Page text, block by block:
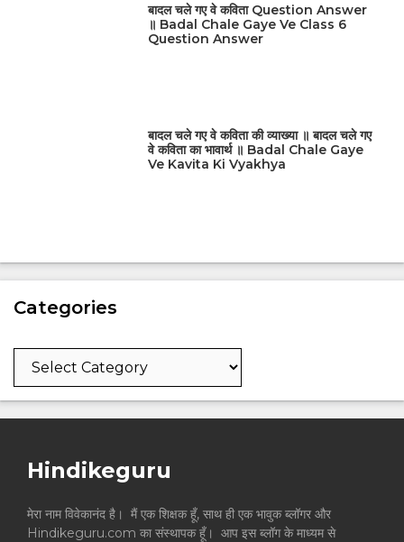
बादल चले गए वे कविता Question Answer
॥ Badal Chale Gaye Ve Class 6
Question Answer
बादल चले गए वे कविता की व्याख्या ॥ बादल चले गए
वे कविता का भावार्थ ॥ Badal Chale Gaye
Ve Kavita Ki Vyakhya
Categories
Categories
Hindikeguru
मेरा नाम विवेकानंद है। मैं एक शिक्षक हूँ, साथ ही एक भावुक ब्लॉगर और
Hindikeguru.com का संस्थापक हूँ। आप इस ब्लॉग के माध्यम से